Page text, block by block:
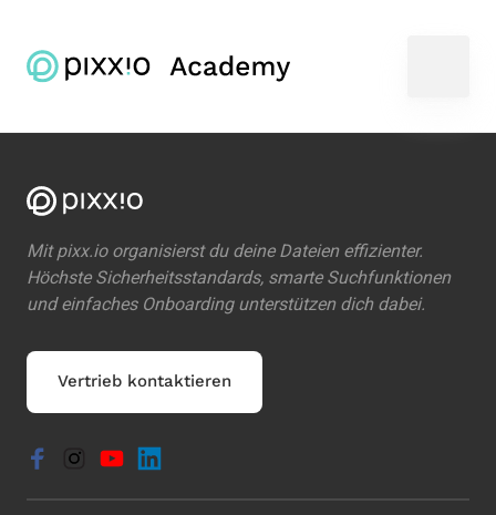
Mit pixx.io organisierst du deine Dateien effizienter.
Höchste Sicherheitsstandards, smarte Suchfunktionen
und einfaches Onboarding unterstützen dich dabei.
Vertrieb kontaktieren